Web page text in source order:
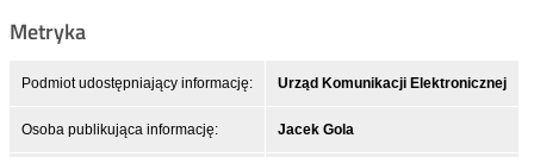
Metryka
Podmiot udostępniający informację: Urząd Komunikacji Elektronicznej
Osoba publikująca informację: Jacek Gola